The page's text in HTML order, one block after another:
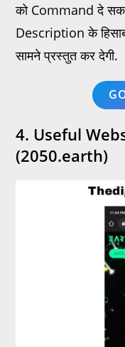
को Command दे
Description के
सामने प्रस्तुत कर देगी.
4. Useful
(2050.earth)